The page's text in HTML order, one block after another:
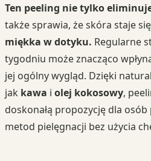
Ten peeling nie tylko
także sprawia, że skóra staje się
miękka w dotyku. Regularne
tygodniu może znacząco
jej ogólny wygląd. Dzięki
jak kawa i olej kokosowy,
doskonałą propozycję dla
metod pielęgnacji bez użycia